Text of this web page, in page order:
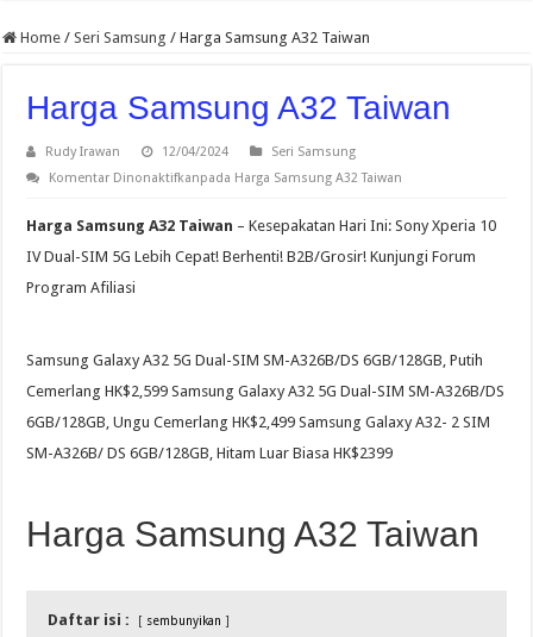
Home / Seri Samsung / Harga Samsung A32 Taiwan
Harga Samsung A32 Taiwan
Rudy Irawan 12/04/2024
Seri Samsung
Komentar Dinonaktifkanpada Harga Samsung A32 Taiwan
Harga Samsung A32 Taiwan – Kesepakatan Hari Ini: Sony Xperia 10
IV Dual-SIM 5G Lebih Cepat! Berhenti! B2B/Grosir! Kunjungi Forum
Program Afiliasi
Samsung Galaxy A32 5G Dual-SIM SM-A326B/DS 6GB/128GB, Putih
Cemerlang HK$2,599 Samsung Galaxy A32 5G Dual-SIM SM-A326B/DS
6GB/128GB, Ungu Cemerlang HK$2,499 Samsung Galaxy A32- 2 SIM
SM-A326B/ DS 6GB/128GB, Hitam Luar Biasa HK$2399
Harga Samsung A32 Taiwan
Daftar isi : sembunyikan